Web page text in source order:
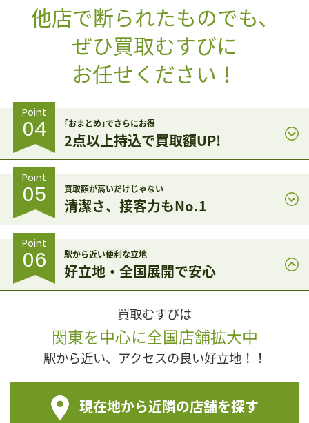
他店で断られたものでも、
ぜひ買取むすびに
お任せください！
Point
04 ｢おまとめ｣でさらにお得
2点以上持込で買取額UP!
Point
05 買取額が高いだけじゃない
清潔さ、接客力もNo.1
Point
06 駅から近い便利な立地
好立地・全国展開で安心
買取むすびは
関東を中心に全国店舗拡大中
駅から近い、アクセスの良い好立地！！
現在地から近隣の店舗を探す